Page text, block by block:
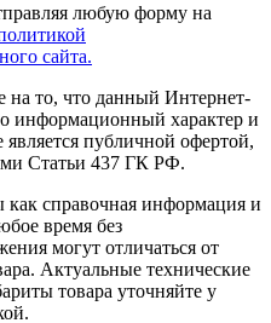
любую форму на
сайта.
то, что данный Интернет-
информационный характер и
публичной офертой,
Статьи 437 ГК РФ.
справочная информация и
время без
могут отличаться от
Актуальные технические
товара уточняйте у